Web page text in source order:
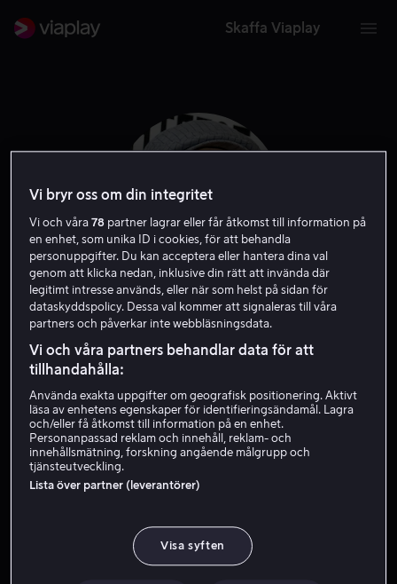
Skaffa Viaplay
Neil Marshall
Regissör
Från 59 kr
Vi bryr oss om din integritet
Vi och våra78 partner lagrar eller får åtkomst till information på
en enhet, som unika ID i cookies, för att behandla
personuppgifter. Du kan acceptera eller hantera dina val
genom att klicka nedan, inklusive din rätt att invända där
legitimt intresse används, eller när som helst på sidan för
dataskyddspolicy. Dessa val kommer att signaleras till våra
partners och påverkar inte webbläsningsdata.
Vi och våra partners behandlar data för att
tillhandahålla:
Använda exakta uppgifter om geografisk positionering. Aktivt
läsa av enhetens egenskaper för identifieringsändamål. Lagra
och/eller få åtkomst till information på en enhet.
Personanpassad reklam och innehåll, reklam- och
innehållsmätning, forskning angående målgrupp och
tjänsteutveckling.
Lista över partner (leverantörer)
Visa syften